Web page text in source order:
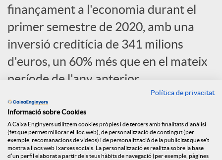
o
c
i
a
l
finançament a l'economia durant el
primer semestre de 2020, amb una
inversió creditícia de 341 milions
d'euros, un 60% més que en el mateix
període de l'any anterior.
Política de privacitat
Informació sobre Cookies
A Caixa Enginyers utilitzem cookies pròpies i de tercers amb finalitats d'anàlisi
(fet que permet millorar el lloc web), de personalització de contingut (per
exemple, recomanacions de vídeos) i de personalització de la publicitat que se't
mostra a llocs web i xarxes socials. La personalització es realitza sobre la base
d'un perfil elaborat a partir dels teus hàbits de navegació (per exemple, pàgines